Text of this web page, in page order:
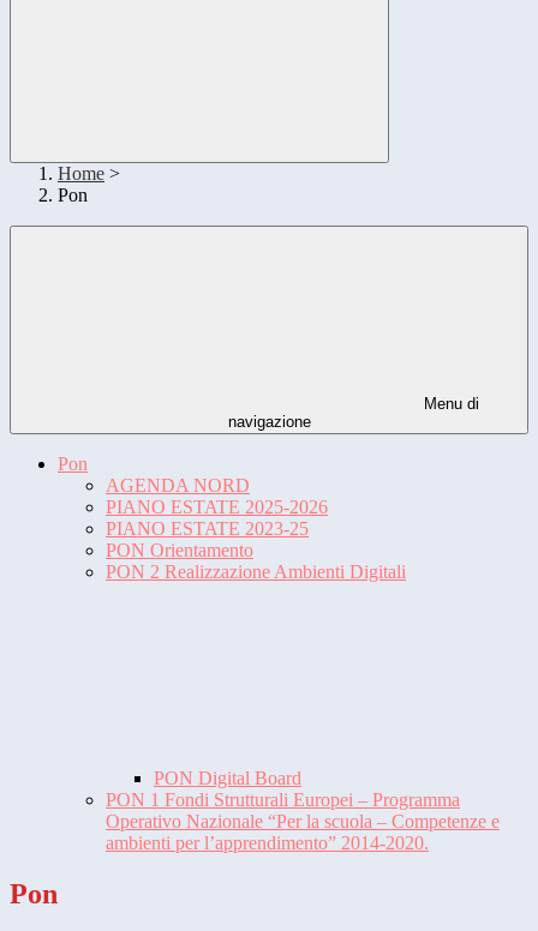
Home >
Pon
Menu di
navigazione
Pon
AGENDA NORD
PIANO ESTATE 2025-2026
PIANO ESTATE 2023-25
PON Orientamento
PON 2 Realizzazione Ambienti Digitali
PON Digital Board
PON 1 Fondi Strutturali Europei – Programma
Operativo Nazionale “Per la scuola – Competenze e
ambienti per l’apprendimento” 2014-2020.
Pon